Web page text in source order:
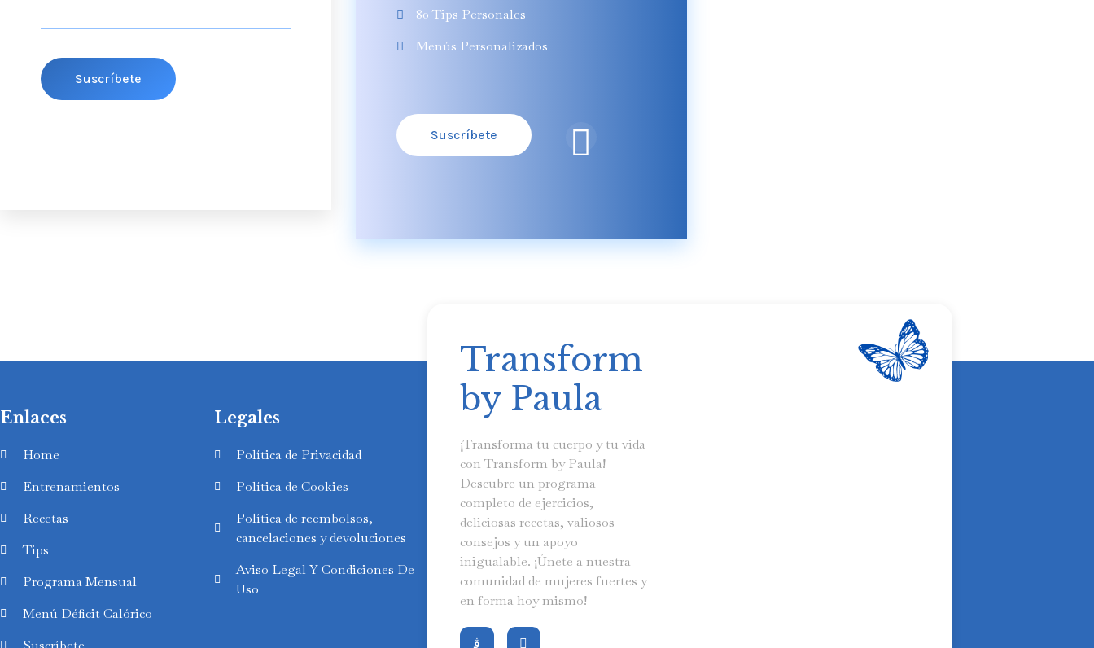
Suscríbete
80 Tips Personales
Menús Personalizados
Suscríbete
Enlaces
Home
Entrenamientos
Recetas
Tips
Programa Mensual
Menú Déficit Calórico
Legales
Política de Privacidad
Política de Cookies
Política de reembolsos,
cancelaciones y devoluciones
Aviso Legal Y Condiciones De
Uso
Transform
by Paula
¡Transforma tu cuerpo y tu vida
con Transform by Paula!
Descubre un programa
completo de ejercicios,
deliciosas recetas, valiosos
consejos y un apoyo
inigualable. ¡Únete a nuestra
comunidad de mujeres fuertes y
en forma hoy mismo!